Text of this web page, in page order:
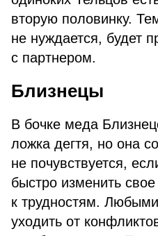
вторую половинку.
не нуждается, будет
с партнером.
Близнецы
В бочке меда
ложка дегтя, но она
не почувствуется,
быстро изменить
к трудностям.
уходить от